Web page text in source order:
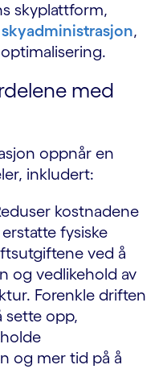
skyplattform,
skyadministrasjon,
med
oppnår en
inkludert:
kostnadene
fysiske
ved å
og vedlikehold av
Forenkle driften
sette opp,
og mer tid på å